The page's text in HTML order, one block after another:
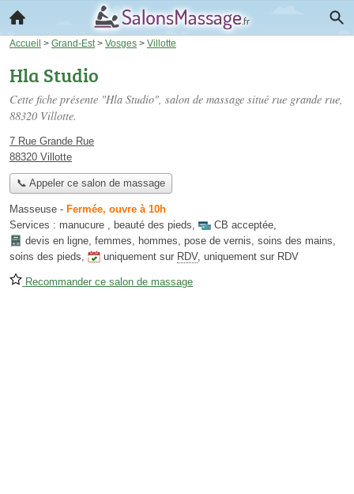
Accueil > Grand-Est > Vosges > Villotte
Hla Studio
Cette fiche présente "Hla Studio", salon de massage situé rue grande rue,
88320 Villotte.
7 Rue Grande Rue
88320 Villotte
📞 Appeler ce salon de massage
Masseuse - Fermée, ouvre à 10h
Services : manucure , beauté des pieds, CB acceptée,
devis en ligne, femmes, hommes, pose de vernis, soins des mains,
soins des pieds, uniquement sur RDV, uniquement sur RDV
Recommander ce salon de massage